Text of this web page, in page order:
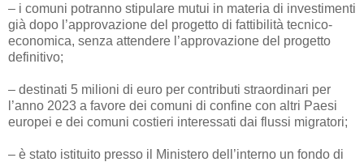
– i comuni potranno stipulare mutui in materia di investimenti
già dopo l’approvazione del progetto di fattibilità tecnico-
economica, senza attendere l’approvazione del progetto
definitivo;
– destinati 5 milioni di euro per contributi straordinari per
l’anno 2023 a favore dei comuni di confine con altri Paesi
europei e dei comuni costieri interessati dai flussi migratori;
– è stato istituito presso il Ministero dell’interno un fondo di